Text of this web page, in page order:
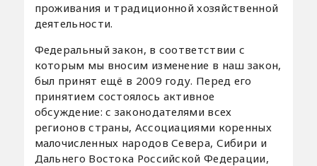
проживания и традиционной хозяйственной
деятельности.
Федеральный закон, в соответствии с
которым мы вносим изменение в наш закон,
был принят ещё в 2009 году. Перед его
принятием состоялось активное
обсуждение: с законодателями всех
регионов страны, Ассоциациями коренных
малочисленных народов Севера, Сибири и
Дальнего Востока Российской Федерации,